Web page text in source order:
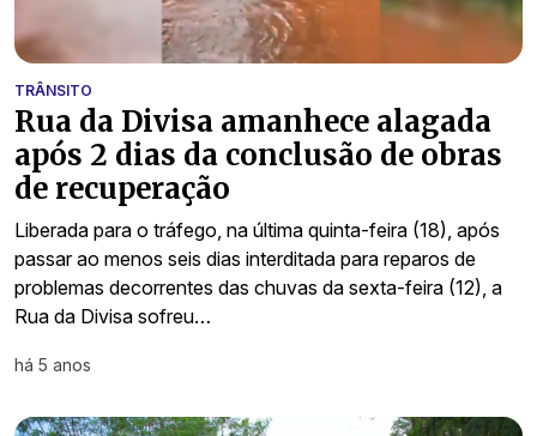
TRÂNSITO
Rua da Divisa amanhece alagada
após 2 dias da conclusão de obras
de recuperação
Liberada para o tráfego, na última quinta-feira (18), após
passar ao menos seis dias interditada para reparos de
problemas decorrentes das chuvas da sexta-feira (12), a
Rua da Divisa sofreu…
há 5 anos